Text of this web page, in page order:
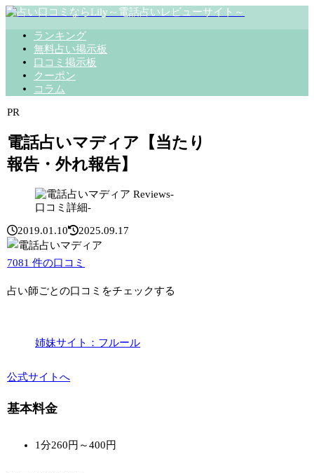
ランキング
無料占い掲示板
口コミ掲示板
クーポン
コラム
PR
電話占いマディア【当たり
報告・外れ報告】
Reviews-
口コミ詳細-
2019.01.10 2025.09.17
7081件の口コミ
占い師ごとの口コミをチェックする
姉妹サイト：フルール
公式サイトへ
基本料金
1分260円～400円